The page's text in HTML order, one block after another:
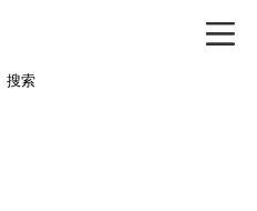
搜索